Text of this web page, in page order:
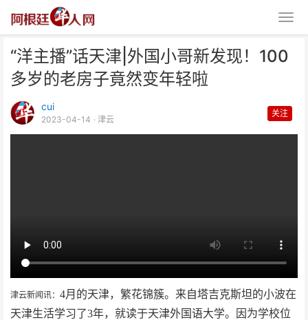
“洋主播”话天津|外国小哥新发现！100
多岁的老房子竟然变年轻啦
cui
2023-04-14 · 津云
关注
津云新闻讯： 4月的天津，繁花锦簇。来自塔吉克斯坦的小波在
天津生活学习了3年，就读于天津外国语大学。因为学校位